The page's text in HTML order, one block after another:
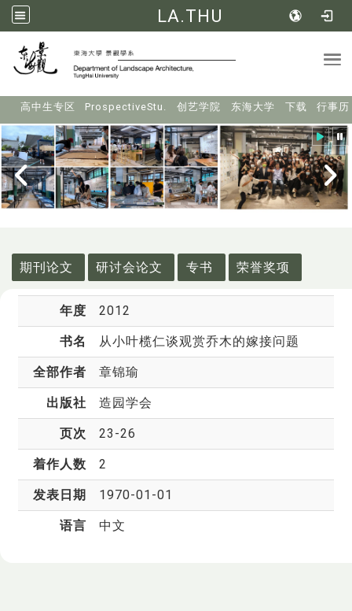
LA.THU
高中生专区 ProspectiveStu. 创艺学院 东海大学 下载 行事历
期刊论文
研讨会论文 专书 荣誉奖项
年度 2012
书名 从小叶榄仁谈观赏乔木的嫁接问题
全部作者 章锦瑜
出版社 造园学会
页次 23-26
着作人数 2
发表日期 1970-01-01
语言 中文